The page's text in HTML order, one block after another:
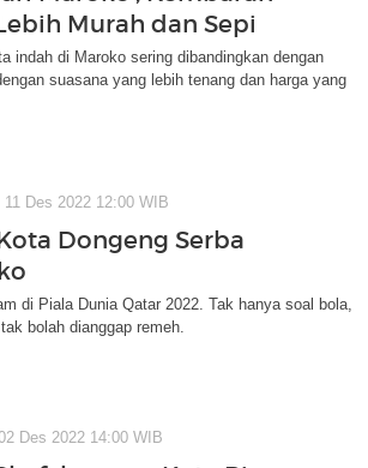
Murah dan Sepi
indah di Maroko sering dibandingkan dengan
suasana yang lebih tenang dan harga yang
11 Des 2022 12:00 WIB
Dongeng Serba
di Piala Dunia Qatar 2022. Tak hanya soal bola,
bolah dianggap remeh.
Des 2022 14:00 WIB